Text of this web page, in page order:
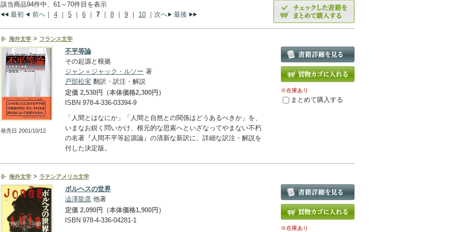
該当商品94件中、61～70件目を表示
最初
前へ ｜ 4 ｜ 5 ｜ 6 ｜ 7 ｜ 8 ｜ 9 ｜ 10 ｜ 次へ 最後
海外文学 > フランス文学
発売日 2001/10/12
不平等論
その起源と根拠
ジャン＝ジャック・ルソー 著
戸部松実 翻訳・訳注・解説
定価 2,530円（本体価格2,300円）
ISBN 978-4-336-03394-9
「人間とはなにか」「人間と自然との関係はどうあるべきか」を、
いまなお鋭く問いかけ、根元的な思索へといざなってやまない不朽
の名著『人間不平等起源論』の清新な新訳に、詳細な訳注・解説を
付した決定版。
※在庫あり
まとめて購入する
海外文学 > ラテンアメリカ文学
ボルヘスの世界
澁澤龍彦 他著
定価 2,090円（本体価格1,900円）
ISBN 978-4-336-04281-1
※在庫あり